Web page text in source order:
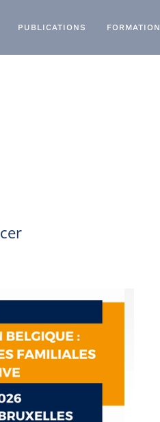
PUBLICATIONS FORMATION